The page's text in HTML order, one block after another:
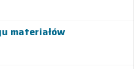
materiałów